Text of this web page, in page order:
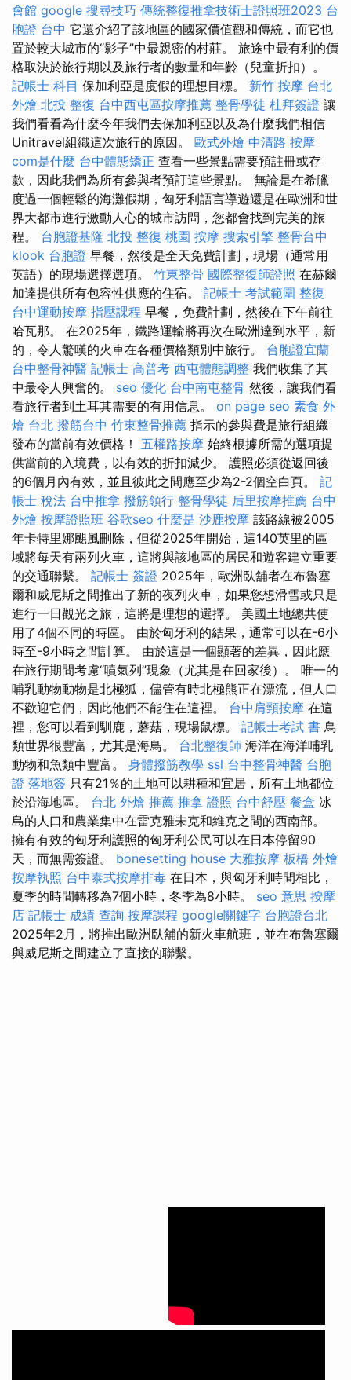
會館 google 搜尋技巧 傳統整復推拿技術士證照班2023 台
胞證 台中 它還介紹了該地區的國家價值觀和傳統，而它也
置於較大城市的“影子”中最親密的村莊。 旅途中最有利的價
格取決於旅行期以及旅行者的數量和年齡（兒童折扣）。
記帳士 科目 保加利亞是度假的理想目標。 新竹 按摩 台北
外燴 北投 整復 台中西屯區按摩推薦 整骨學徒 杜拜簽證 讓
我們看看為什麼今年我們去保加利亞以及為什麼我們相信
Unitravel組織這次旅行的原因。 歐式外燴 中清路 按摩
com是什麼 台中體態矯正 查看一些景點需要預註冊或存
款，因此我們為所有參與者預訂這些景點。 無論是在希臘
度過一個輕鬆的海灘假期，匈牙利語言導遊還是在歐洲和世
界大都市進行激動人心的城市訪問，您都會找到完美的旅
程。 台胞證基隆 北投 整復 桃園 按摩 搜索引擎 整骨台中
klook 台胞證 早餐，然後是全天免費計劃，現場（通常用
英語）的現場選擇選項。 竹東整骨 國際整復師證照 在赫爾
加達提供所有包容性供應的住宿。 記帳士 考試範圍 整復
台中運動按摩 指壓課程 早餐，免費計劃，然後在下午前往
哈瓦那。 在2025年，鐵路運輸將再次在歐洲達到水平，新
的，令人驚嘆的火車在各種價格類別中旅行。 台胞證宜蘭
台中整骨神醫 記帳士 高普考 西屯體態調整 我們收集了其
中最令人興奮的。 seo 優化 台中南屯整骨 然後，讓我們看
看旅行者到土耳其需要的有用信息。 on page seo 素食 外
燴 台北 撥筋台中 竹東整骨推薦 指示的參與費是旅行組織
發布的當前有效價格！ 五權路按摩 始終根據所需的選項提
供當前的入境費，以有效的折扣減少。 護照必須從返回後
的6個月內有效，並且彼此之間應至少為2-2個空白頁。 記
帳士 稅法 台中推拿 撥筋領行 整骨學徒 后里按摩推薦 台中
外燴 按摩證照班 谷歌seo 什麼是 沙鹿按摩 該路線被2005
年卡特里娜颶風刪除，但從2025年開始，這140英里的區
域將每天有兩列火車，這將與該地區的居民和遊客建立重要
的交通聯繫。 記帳士 簽證 2025年，歐洲臥舖者在布魯塞
爾和威尼斯之間推出了新的夜列火車，如果您想滑雪或只是
進行一日觀光之旅，這將是理想的選擇。 美國土地總共使
用了4個不同的時區。 由於匈牙利的結果，通常可以在-6小
時至-9小時之間計算。 由於這是一個顯著的差異，因此應
在旅行期間考慮“噴氣列”現象（尤其是在回家後）。 唯一的
哺乳動物動物是北極狐，儘管有時北極熊正在漂流，但人口
不歡迎它們，因此他們不能住在這裡。 台中肩頸按摩 在這
裡，您可以看到馴鹿，蘑菇，現場鼠標。 記帳士考試 書 鳥
類世界很豐富，尤其是海鳥。 台北整復師 海洋在海洋哺乳
動物和魚類中豐富。 身體撥筋教學 ssl 台中整骨神醫 台胞
證 落地簽 只有21％的土地可以耕種和宜居，所有土地都位
於沿海地區。 台北 外燴 推薦 推拿 證照 台中舒壓 餐盒 冰
島的人口和農業集中在雷克雅未克和維克之間的西南部。
擁有有效的匈牙利護照的匈牙利公民可以在日本停留90
天，而無需簽證。 bonesetting house 大雅按摩 板橋 外燴
按摩執照 台中泰式按摩排毒 在日本，與匈牙利時間相比，
夏季的時間轉移為7個小時，冬季為8小時。 seo 意思 按摩
店 記帳士 成績 查詢 按摩課程 google關鍵字 台胞證台北
2025年2月，將推出歐洲臥舖的新火車航班，並在布魯塞爾
與威尼斯之間建立了直接的聯繫。